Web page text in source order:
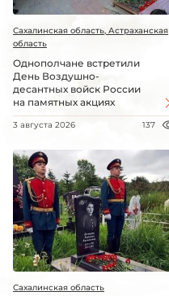
Сахалинская область, Астраханская
область
Однополчане встретили
День Воздушно-
десантных войск России
на памятных акциях
3 августа 2026 137
Сахалинская область